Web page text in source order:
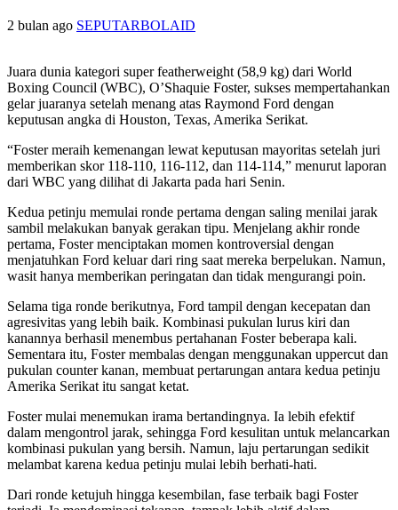
2 bulan ago SEPUTARBOLAID
Juara dunia kategori super featherweight (58,9 kg) dari World
Boxing Council (WBC), O’Shaquie Foster, sukses mempertahankan
gelar juaranya setelah menang atas Raymond Ford dengan
keputusan angka di Houston, Texas, Amerika Serikat.
“Foster meraih kemenangan lewat keputusan mayoritas setelah juri
memberikan skor 118-110, 116-112, dan 114-114,” menurut laporan
dari WBC yang dilihat di Jakarta pada hari Senin.
Kedua petinju memulai ronde pertama dengan saling menilai jarak
sambil melakukan banyak gerakan tipu. Menjelang akhir ronde
pertama, Foster menciptakan momen kontroversial dengan
menjatuhkan Ford keluar dari ring saat mereka berpelukan. Namun,
wasit hanya memberikan peringatan dan tidak mengurangi poin.
Selama tiga ronde berikutnya, Ford tampil dengan kecepatan dan
agresivitas yang lebih baik. Kombinasi pukulan lurus kiri dan
kanannya berhasil menembus pertahanan Foster beberapa kali.
Sementara itu, Foster membalas dengan menggunakan uppercut dan
pukulan counter kanan, membuat pertarungan antara kedua petinju
Amerika Serikat itu sangat ketat.
Foster mulai menemukan irama bertandingnya. Ia lebih efektif
dalam mengontrol jarak, sehingga Ford kesulitan untuk melancarkan
kombinasi pukulan yang bersih. Namun, laju pertarungan sedikit
melambat karena kedua petinju mulai lebih berhati-hati.
Dari ronde ketujuh hingga kesembilan, fase terbaik bagi Foster